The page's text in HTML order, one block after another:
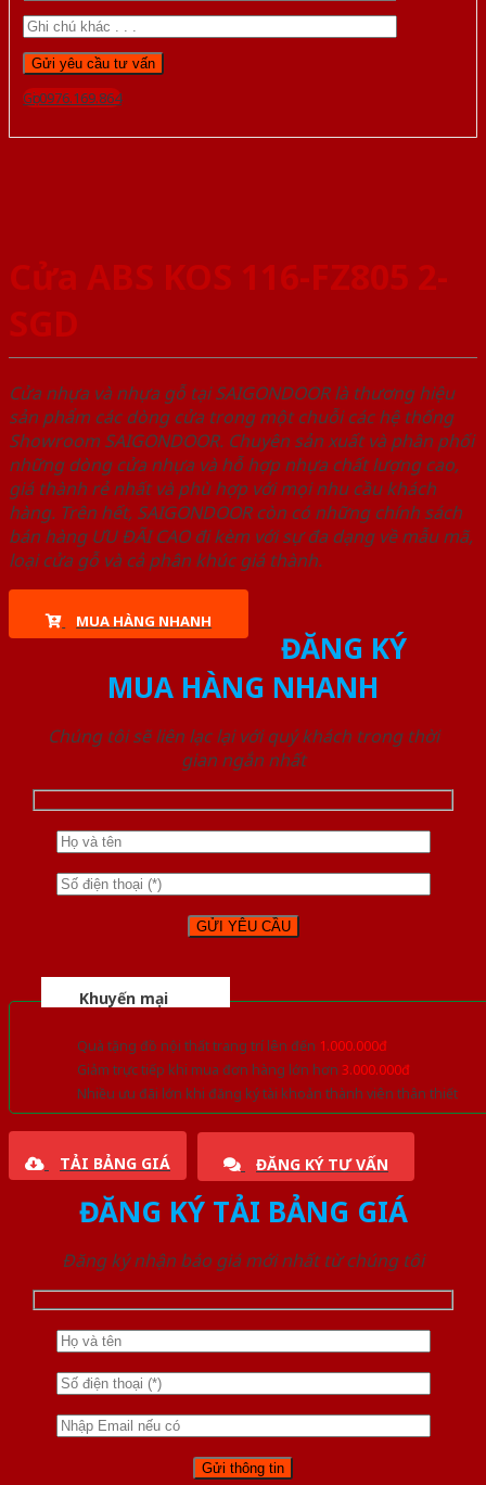
Gọi 0976.169.864
Cửa ABS KOS 116-FZ805 2-
SGD
Cửa nhựa và nhựa gỗ tại SAIGONDOOR là thương hiệu
sản phẩm các dòng cửa trong một chuỗi các hệ thống
Showroom SAIGONDOOR. Chuyên sản xuất và phân phối
những dòng cửa nhựa và hỗ hợp nhựa chất lượng cao,
giá thành rẻ nhất và phù hợp với mọi nhu cầu khách
hàng. Trên hết, SAIGONDOOR còn có những chính sách
bán hàng ƯU ĐÃI CAO đi kèm với sự đa dạng về mẫu mã,
loại cửa gỗ và cả phân khúc giá thành.
MUA HÀNG NHANH
ĐĂNG KÝ
MUA HÀNG NHANH
Chúng tôi sẽ liên lạc lại với quý khách trong thời
gian ngắn nhất
Khuyến mại
Quà tặng đồ nội thất trang trí lên đến 1.000.000đ
Giảm trực tiếp khi mua đơn hàng lớn hơn 3.000.000đ
Nhiều ưu đãi lớn khi đăng ký tài khoản thành viên thân thiết
TẢI BẢNG GIÁ ĐĂNG KÝ TƯ VẤN
ĐĂNG KÝ TẢI BẢNG GIÁ
Đăng ký nhận báo giá mới nhất từ chúng tôi